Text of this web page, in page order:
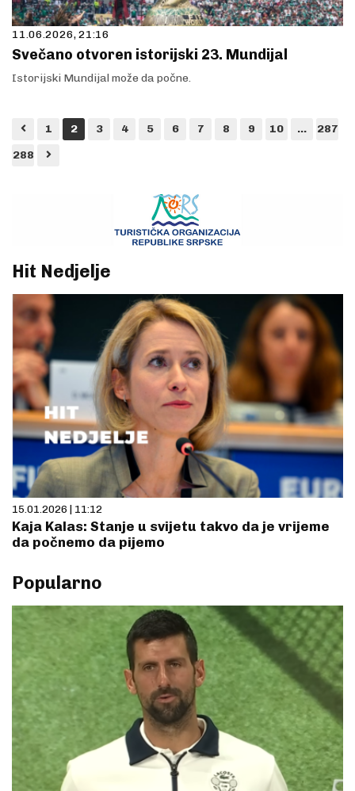
11.06.2026, 21:16
Svečano otvoren istorijski 23. Mundijal
Istorijski Mundijal može da počne.
1 2 3 4 5 6 7 8 9 10 ...
287
288
Hit Nedjelje
15.01.2026 | 11:12
Kaja Kalas: Stanje u svijetu takvo da je vrijeme
da počnemo da pijemo
Popularno